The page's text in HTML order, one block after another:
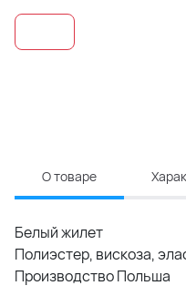
О товаре
Белый жилет
Полиэстер, вискоза,
Производство Польша